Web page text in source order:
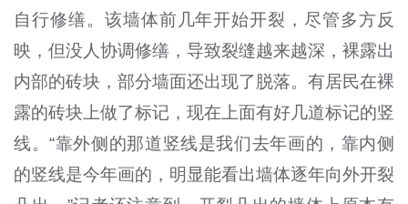
自行修缮。该墙体前几年开始开裂，尽管多方反
映，但没人协调修缮，导致裂缝越来越深，裸露出
内部的砖块，部分墙面还出现了脱落。有居民在裸
露的砖块上做了标记，现在上面有好几道标记的竖
线。“靠外侧的那道竖线是我们去年画的，靠内侧
的竖线是今年画的，明显能看出墙体逐年向外开裂